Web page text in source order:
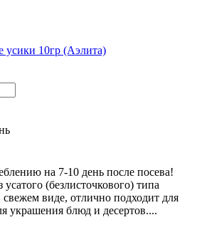
усики 10гр (Аэлита)
на 7-10 день после посева!
(безлисточкового) типа
свежем виде, отлично подходит для
украшения блюд и десертов....